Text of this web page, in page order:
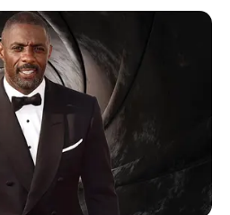
servicios, elHospital San
con la salud mental
donde atiende a pacientes de
vecinos como Norte de
EN GOOGLE NEWS